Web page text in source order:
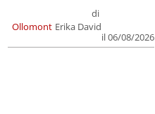
Ollomont
di
Erika David
il 06/08/2026